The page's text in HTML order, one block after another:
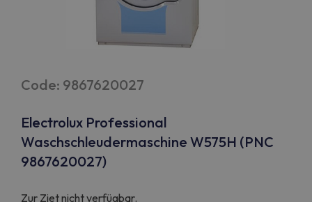
Code: 9867620027
Electrolux Professional
Waschschleudermaschine W575H (PNC
9867620027)
Zur Ziet nicht verfügbar.